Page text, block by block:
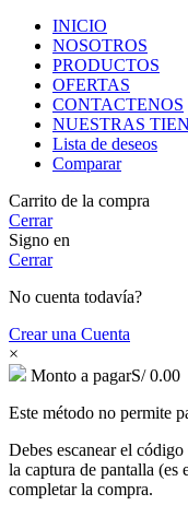
INICIO
NOSOTROS
PRODUCTOS
OFERTAS
CONTACTENOS
NUESTRAS
Lista de deseos
Comparar
Carrito de la compra
Cerrar
Signo en
Cerrar
No cuenta todavía?
Crear una Cuenta
×
Monto a pagarS/0.00
Este método no permite
Debes escanear el
la captura de pantalla (es
completar la compra.